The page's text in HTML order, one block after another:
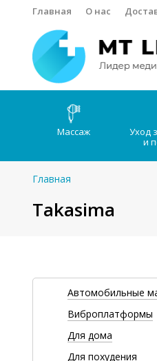
Главная О нас
Массаж
Уход
и
Главная
Takasima
Автомобильные
Виброплатформы
Для дома
Для похудения